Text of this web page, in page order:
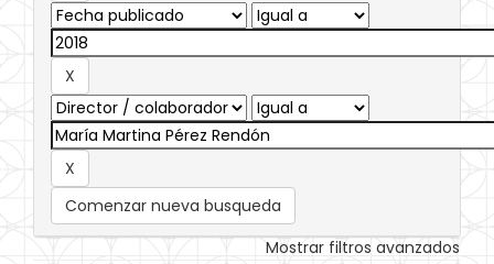
Comenzar nueva busqueda
Mostrar filtros avanzados